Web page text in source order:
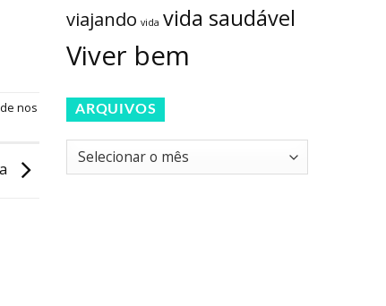
nos
viajando vida vida saudável
Viver bem
ARQUIVOS
Arquivos